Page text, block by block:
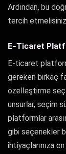
Ardından, bu
tercih
E-Ticaret
E-ticaret
gereken birkaç
özelleştirme
unsurlar, seçim
platformlar
gibi seçenekler
ihtiyaçlarınıza